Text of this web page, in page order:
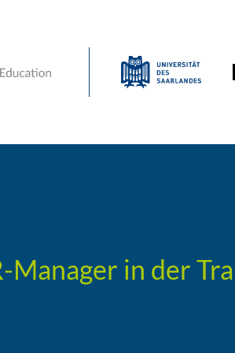
Manager in der